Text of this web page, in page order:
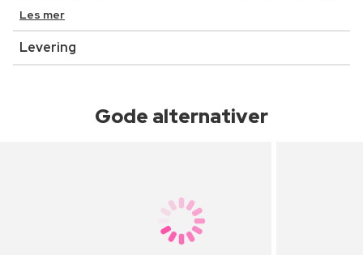
Les mer
Levering
Gode alternativer